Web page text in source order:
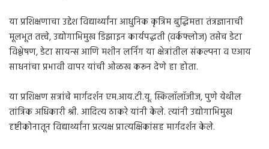
या प्रशिक्षणाचा उद्देश विद्यार्थ्यांना आधुनिक कृत्रिम बुद्धिमत्ता तंत्रज्ञानाची
मूलभूत तत्त्वे, उद्योगाभिमुख डिझाइन कार्यपद्धती (वर्कफ्लोज) तसेच डेटा
विश्लेषण, डेटा सायन्स आणि मशीन लर्निंग या क्षेत्रांतील संकल्पना व एआय
साधनांचा प्रभावी वापर यांची ओळख करून देणे हा होता.
या प्रशिक्षण सत्रांचे मार्गदर्शन एम.आय.टी.यू. स्किलॉलॉजीज, पुणे येथील
तांत्रिक अधिकारी श्री. आदित्य ठाकरे यांनी केले. त्यांनी उद्योगाभिमुख
दृष्टीकोनातून विद्यार्थ्यांना प्रत्यक्ष प्रात्यक्षिकांसह मार्गदर्शन केले.